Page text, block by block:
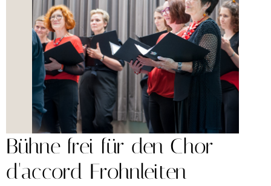
Bühne frei für den Chor
d'accord Frohnleiten